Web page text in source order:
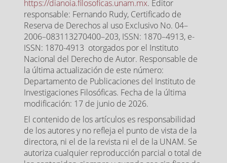
https://dianoia.filosoficas.unam.mx. Editor
responsable: Fernando Rudy, Certificado de
Reserva de Derechos al uso Exclusivo No. 04–
2006–083113270400–203, ISSN: 1870–4913, e-
ISSN: 1870-4913 otorgados por el Instituto
Nacional del Derecho de Autor. Responsable de
la última actualización de este número:
Departamento de Publicaciones del Instituto de
Investigaciones Filosóficas. Fecha de la última
modificación: 17 de junio de 2026.
El contenido de los artículos es responsabilidad
de los autores y no refleja el punto de vista de la
directora, ni el de la revista ni el de la UNAM. Se
autoriza cualquier reproducción parcial o total de